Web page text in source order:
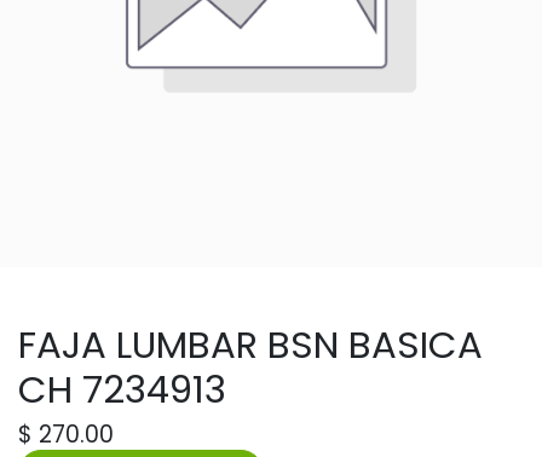
FAJA LUMBAR BSN BASICA
CH 7234913
$ 270.00